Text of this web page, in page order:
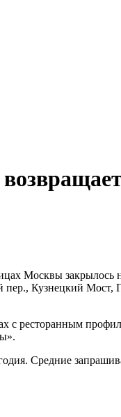
Москвы закрылось
Кузнецкий
с ресторанным
Средние